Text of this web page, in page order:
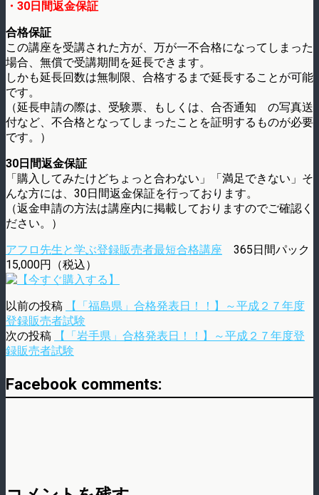
・30日間返金保証
合格保証
この講座を受講された方が、万が一不合格になってしまった
場合、無償で受講期間を延長できます。
しかも延長回数は無制限、合格するまで延長することが可能
です。
（延長申請の際は、受験票、もしくは、合否通知 の写真送
付など、不合格となってしまったことを証明するものが必要
です。）
30日間返金保証
「購入してみたけどちょっと合わない」「満足できない」そ
んな方には、30日間返金保証を行っております。
（返金申請の方法は講座内に掲載しておりますのでご確認く
ださい。）
アフロ先生と学ぶ登録販売者最短合格講座 365日間パック
15,000円（税込）
以前の投稿
【「福島県」合格発表日！！】～平成２７年度
登録販売者試験
次の投稿
【「岩手県」合格発表日！！】～平成２７年度登
録販売者試験
Facebook comments: